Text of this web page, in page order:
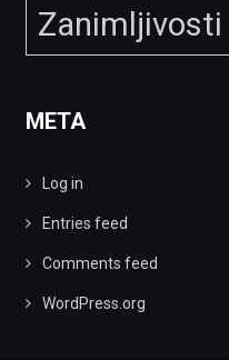
Zanimljivosti
META
Log in
Entries feed
Comments feed
WordPress.org